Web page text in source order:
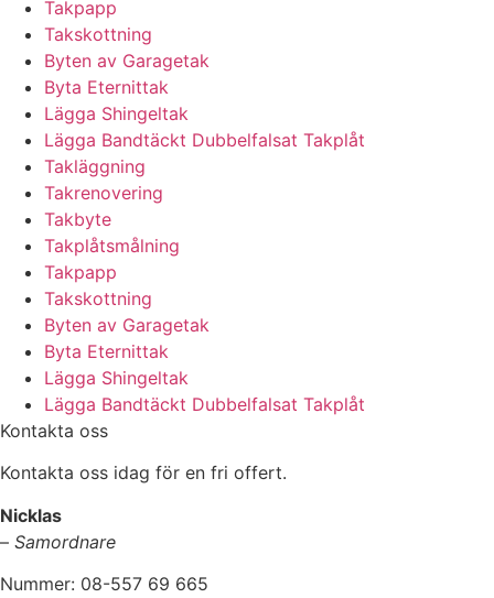
Takpapp
Takskottning
Byten av Garagetak
Byta Eternittak
Lägga Shingeltak
Lägga Bandtäckt Dubbelfalsat Takplåt
Takläggning
Takrenovering
Takbyte
Takplåtsmålning
Takpapp
Takskottning
Byten av Garagetak
Byta Eternittak
Lägga Shingeltak
Lägga Bandtäckt Dubbelfalsat Takplåt
Kontakta oss
Kontakta oss idag för en fri offert.
Nicklas
– Samordnare
Nummer: 08-557 69 665